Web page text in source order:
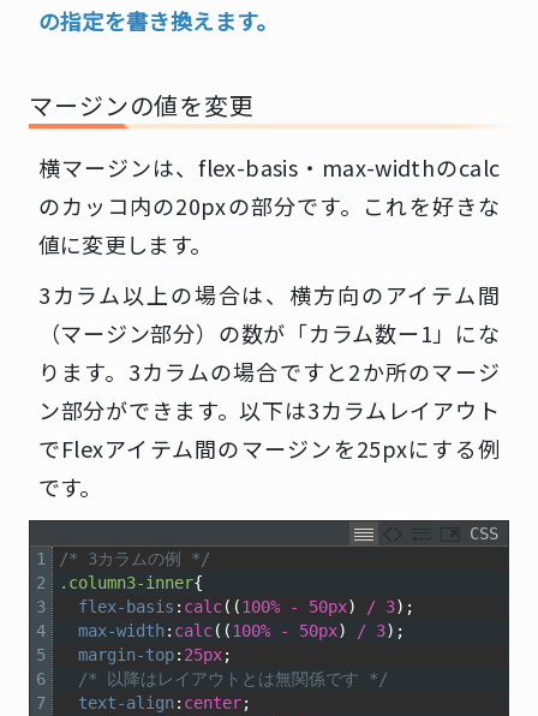
の指定を書き換えます。
マージンの値を変更
横マージンは、flex-basis・max-widthのcalc
のカッコ内の20pxの部分です。これを好きな
値に変更します。
3カラム以上の場合は、横方向のアイテム間
（マージン部分）の数が「カラム数ー1」にな
ります。3カラムの場合ですと2か所のマージ
ン部分ができます。以下は3カラムレイアウト
でFlexアイテム間のマージンを25pxにする例
です。
CSS
1
2
3
4
5
6
7
/* 3カラムの例 */
.column3-inner{
flex-basis : calc((100% - 50px) / 3);
max-width : calc((100% - 50px) / 3);
margin-top: 25px;
/* 以降はレイアウトとは無関係です */
text-align: center;